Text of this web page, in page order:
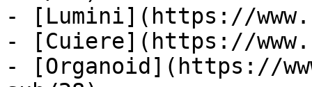
- [Lumini](https://
- [Cuiere](https://
- [Organoid](https://